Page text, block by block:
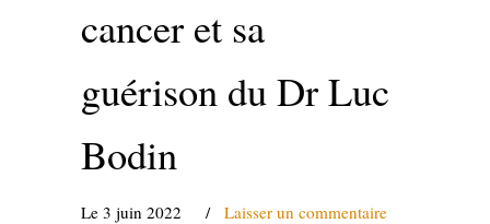
cancer et sa
guérison du Dr Luc
Bodin
Le 3 juin 2022 / Laisser un commentaire